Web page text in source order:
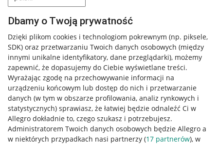
Dbamy o Twoją prywatność
Dzięki plikom cookies i technologiom pokrewnym (np. piksele,
SDK) oraz przetwarzaniu Twoich danych osobowych (między
innymi unikalne identyfikatory, dane przeglądarki), możemy
zapewnić, że dopasujemy do Ciebie wyświetlane treści.
Wyrażając zgodę na przechowywanie informacji na
urządzeniu końcowym lub dostęp do nich i przetwarzanie
danych (w tym w obszarze profilowania, analiz rynkowych i
statystycznych) sprawiasz, że łatwiej będzie odnaleźć Ci w
Allegro dokładnie to, czego szukasz i potrzebujesz.
Administratorem Twoich danych osobowych będzie Allegro a
w niektórych przypadkach nasi partnerzy (17 partnerów), w